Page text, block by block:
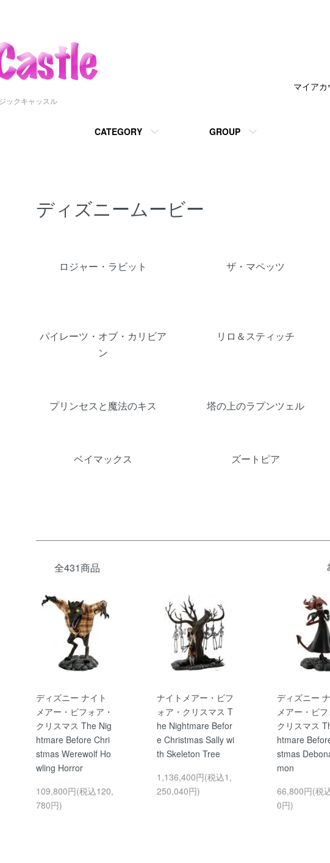
ックキャッスル
CATEGORY GROUP
マイアカ
ディズニームービー
ロジャー・ラビット
ザ・マペッツ
パイレーツ・オブ・カリビア
ン
リロ＆スティッチ
プリンセスと魔法のキス 塔の上のラプンツェル
ベイマックス ズートピア
全431商品
ディズニー ナイト
メアー・ビフォア・
クリスマス The Nig
htmare Before Chri
stmas Werewolf Ho
wling Horror
109,800円(税込120,
780円)
ナイトメアー・ビフ
ォア・クリスマス T
he Nightmare Befor
e Christmas Sally wi
th Skeleton Tree
1,136,400円(税込1,
250,040円)
ディズニー
メアー・ビフ
クリスマス
htmare
stmas
mon
66,800円(税
0円)